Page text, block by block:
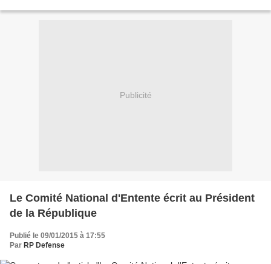
Publicité
Le Comité National d'Entente écrit au Président
de la République
Publié le 09/01/2015 à 17:55
Par RP Defense